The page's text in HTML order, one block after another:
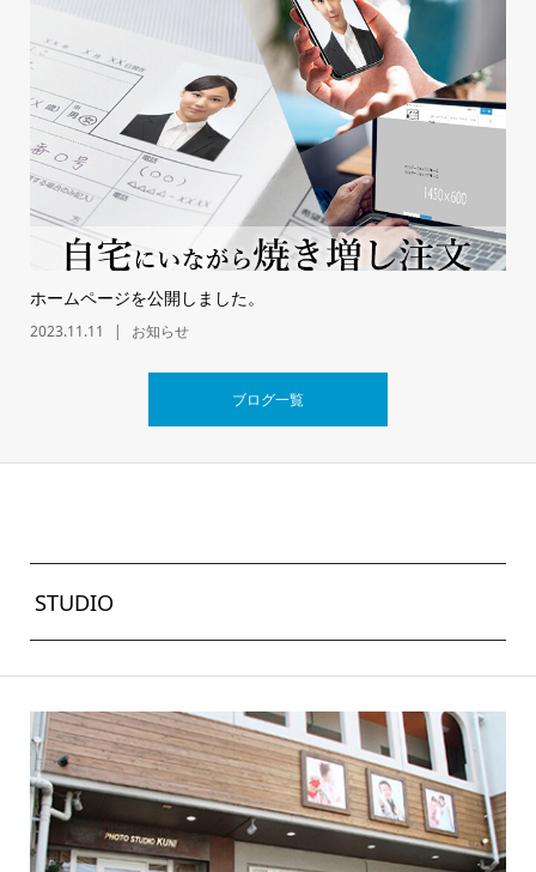
ホームページを公開しました。
2023.11.11 お知らせ
ブログ一覧
STUDIO